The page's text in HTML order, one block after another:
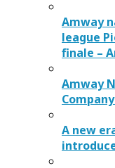
Amway
league
finale –
Amway
A new